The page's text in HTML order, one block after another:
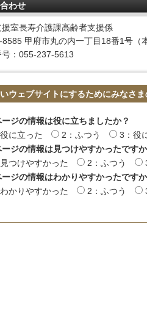
わせ
室長寿介護課高齢者支援係
8585 甲府市丸の内一丁目18番1号（
号：055-237-5613
ウェブサイトにするためにみなさ
ージの情報は役に立ちましたか？
に立った
2：ふつう
3：役
ージの情報は見つけやすかったですか
つけやすかった
2：ふつう
ージの情報はわかりやすかったですか
かりやすかった
2：ふつう